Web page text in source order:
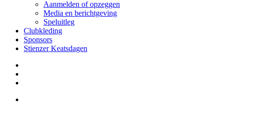
Aanmelden of opzeggen
Media en berichtgeving
Speluitleg
Clubkleding
Sponsors
Stienzer Keatsdagen